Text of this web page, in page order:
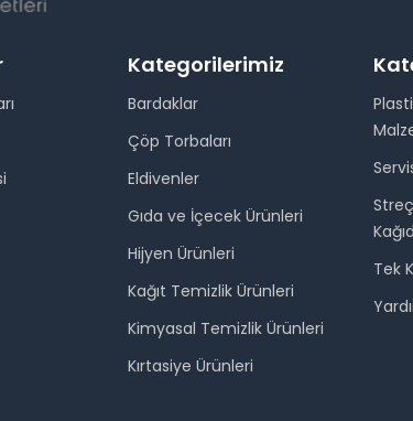
Kategorilerimiz
Bardaklar
Çöp Torbaları
Eldivenler
Gıda ve İçecek Ürünleri
Hijyen Ürünleri
Kağıt Temizlik Ürünleri
Kimyasal Temizlik Ürünleri
Kırtasiye Ürünleri
Tek